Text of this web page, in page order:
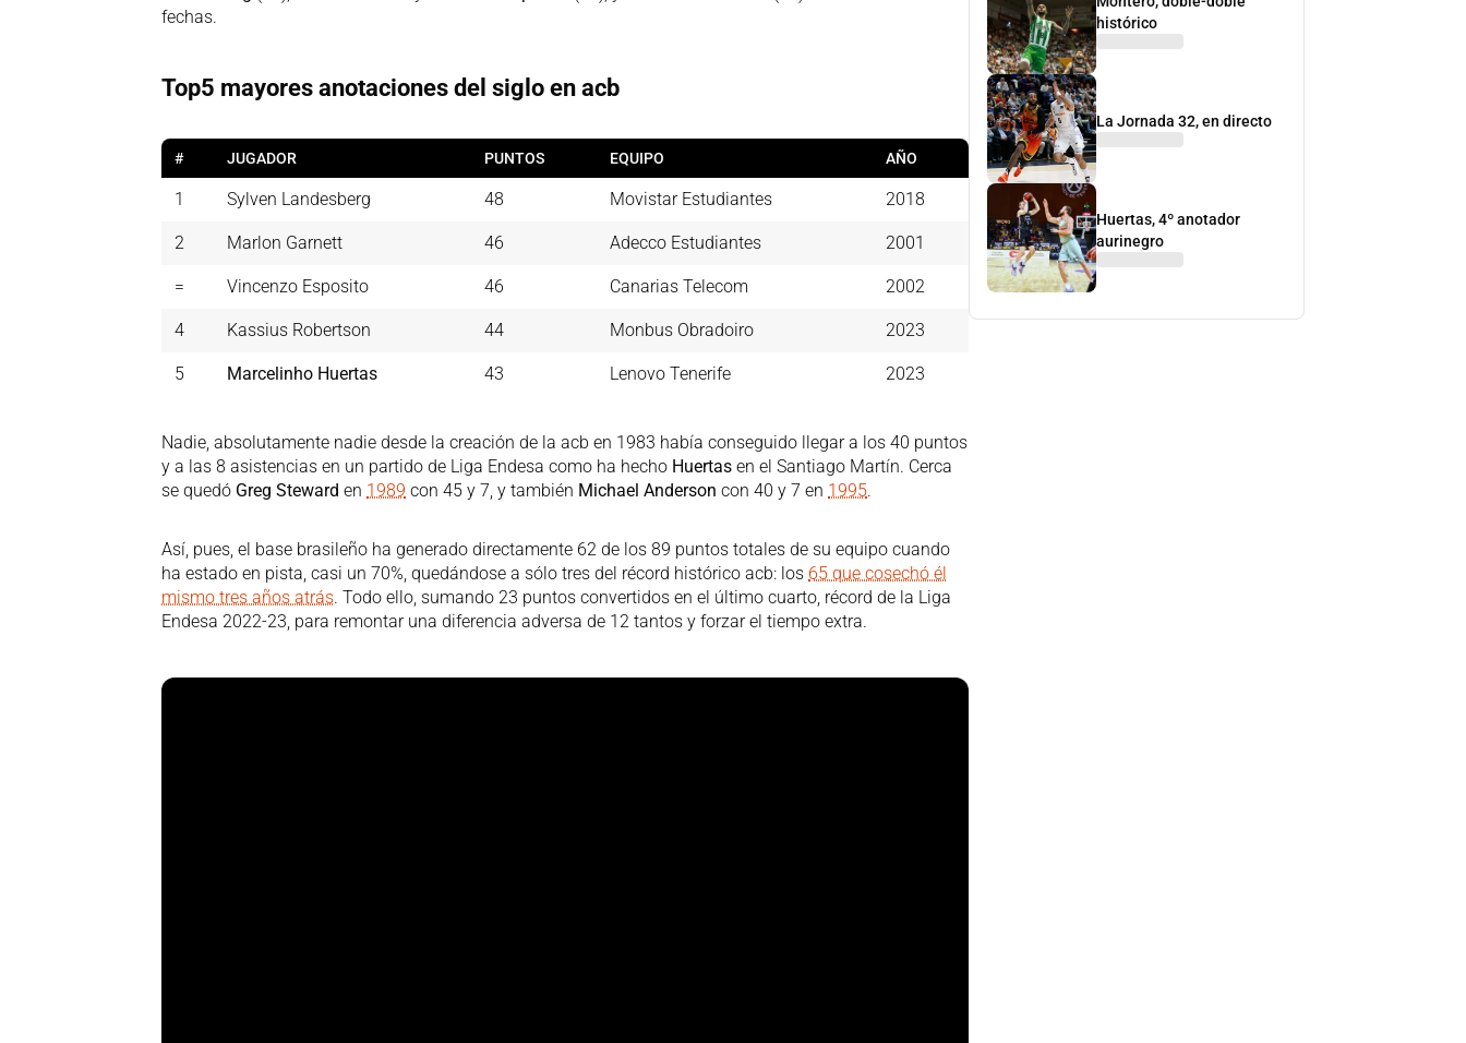
fechas.
Top5 mayores anotaciones del siglo en acb
# JUGADOR PUNTOS EQUIPO AÑO
1 Sylven Landesberg 48 Movistar Estudiantes 2018
2 Marlon Garnett 46 Adecco Estudiantes 2001
= Vincenzo Esposito 46 Canarias Telecom 2002
4 Kassius Robertson 44 Monbus Obradoiro 2023
5 Marcelinho Huertas 43 Lenovo Tenerife 2023
Nadie, absolutamente nadie desde la creación de la acb en 1983 había conseguido llegar a los 40 puntos
y a las 8 asistencias en un partido de Liga Endesa como ha hecho Huertas en el Santiago Martín. Cerca
se quedó Greg Steward en 1989 con 45 y 7, y también Michael Anderson con 40 y 7 en 1995.
Así, pues, el base brasileño ha generado directamente 62 de los 89 puntos totales de su equipo cuando
ha estado en pista, casi un 70%, quedándose a sólo tres del récord histórico acb: los 65 que cosechó él
mismo tres años atrás. Todo ello, sumando 23 puntos convertidos en el último cuarto, récord de la Liga
Endesa 2022-23, para remontar una diferencia adversa de 12 tantos y forzar el tiempo extra.
histórico
La Jornada 32, en directo
Huertas, 4º anotador
aurinegro